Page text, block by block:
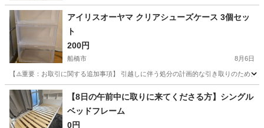
アイリスオーヤマ クリアシューズケース 3個セッ
ト
200円
船橋市 8月6日
【⚠️重要：お取引に関する追加事項】 引越しに伴う処分の計画的な引き取りのため
千葉 船橋市 収納家具
【8日の午前中に取りに来てくださる方】シングル
ベッドフレーム
0円